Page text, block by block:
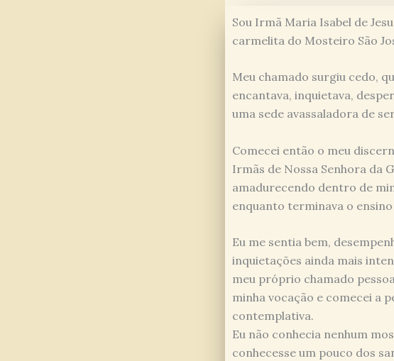
Sou Irmã Maria Isabel de
carmelita do Mosteiro São
Meu chamado surgiu cedo,
encantava, inquietava,
uma sede avassaladora de
Comecei então o meu
Irmãs de Nossa Senhora da
amadurecendo dentro de
enquanto terminava o
Eu me sentia bem,
inquietações ainda mais
meu próprio chamado
minha vocação e comecei a
contemplativa.
Eu não conhecia nenhum
conhecesse um pouco dos